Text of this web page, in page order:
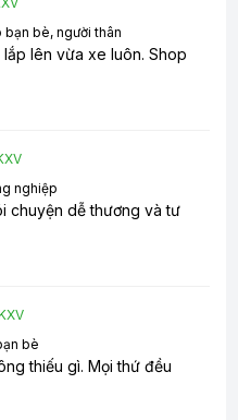
bạn bè, người thân
lên vừa xe luôn. Shop
nghiệp
chuyện dễ thương và tư
bè
thiếu gì. Mọi thứ đều